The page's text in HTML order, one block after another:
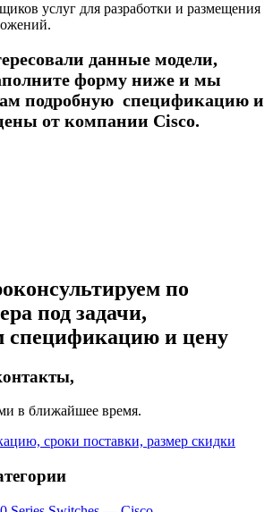
услуг для разработки и размещения
данные модели,
форму ниже и мы
подробную спецификацию и
от компании Cisco.
по
под задачи,
спецификацию и цену
в ближайшее время.
сроки поставки, размер скидки